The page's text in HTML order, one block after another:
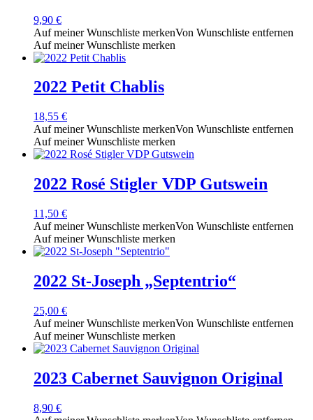
9,90 €
Auf meiner Wunschliste merkenVon Wunschliste entfernen
Auf meiner Wunschliste merken
2022 Petit Chablis
18,55 €
Auf meiner Wunschliste merkenVon Wunschliste entfernen
Auf meiner Wunschliste merken
2022 Rosé Stigler VDP Gutswein
11,50 €
Auf meiner Wunschliste merkenVon Wunschliste entfernen
Auf meiner Wunschliste merken
2022 St-Joseph „Septentrio“
25,00 €
Auf meiner Wunschliste merkenVon Wunschliste entfernen
Auf meiner Wunschliste merken
2023 Cabernet Sauvignon Original
8,90 €